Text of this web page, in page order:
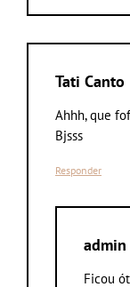
Tati Canto
Ahhh, que
Bjsss
Responder
admin
Ficou